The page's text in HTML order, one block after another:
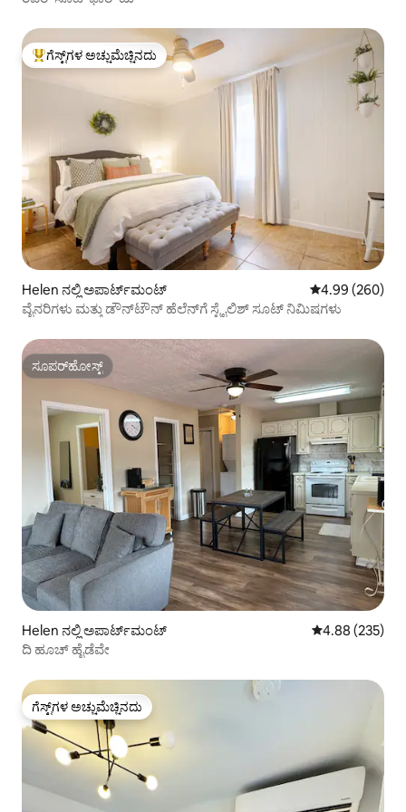
ಗೆಸ್ಟ್‌ಗಳಿಗೆ ಅತಿ ಹೆಚ್ಚು ಅಚ್ಚುಮೆಚ್ಚಿನದು
ಗೆಸ್ಟ್‌ಗಳ ಅಚ್ಚುಮೆಚ್ಚಿನದು
Helen ನಲ್ಲಿ ಅಪಾರ್ಟ್‌ಮಂಟ್ 5 ರಲ್ಲಿ 4.99
4.99 (260)
ವೈನರಿಗಳು ಮತ್ತು ಡೌನ್‌ಟೌನ್ ಹೆಲೆನ್‌ಗೆ ಸ್ಟೈಲಿಶ್ ಸೂಟ್ ನಿಮಿಷಗಳು
ಸೂಪರ್‌ಹೋಸ್ಟ್
ಸೂಪರ್‌ಹೋಸ್ಟ್
Helen ನಲ್ಲಿ ಅಪಾರ್ಟ್‌ಮಂಟ್ 5 ರಲ್ಲಿ 4.88
4.88 (235)
ದಿ ಹೂಚ್ ಹೈಡೆವೇ
ಗೆಸ್ಟ್‌ಗಳ ಅಚ್ಚುಮೆಚ್ಚಿನದು
ಗೆಸ್ಟ್‌ಗಳ ಅಚ್ಚುಮೆಚ್ಚಿನದು